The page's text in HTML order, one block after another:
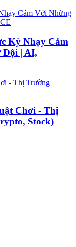
Kỳ Nhạy Cảm
Dội | AI,
Chơi - Thị
Stock)